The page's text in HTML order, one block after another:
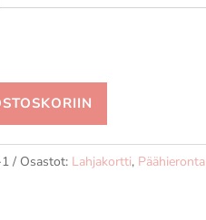
Osastot: Lahjakortti, Päähieronta